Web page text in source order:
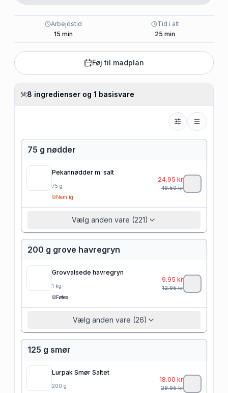
Arbejdstid
15 min
Tid i alt
25 min
Føj til madplan
8 ingredienser og 1 basisvare
75 g nødder
Pekannødder m. salt
75 g
Nemlig
24.95 kr
49.50kr
Vælg anden vare (221)
200 g grove havregryn
Grovvalsede havregryn
1 kg
Føtex
9.95 kr
12.95kr
Vælg anden vare (26)
125 g smør
Lurpak Smør Saltet
200 g
18.00 kr
29.95kr